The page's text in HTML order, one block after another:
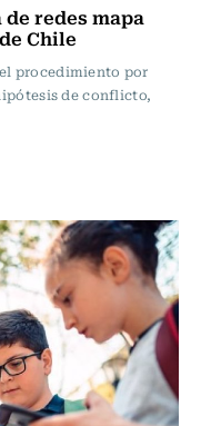
redes mapa
Chile
procedimiento por
de conflicto,